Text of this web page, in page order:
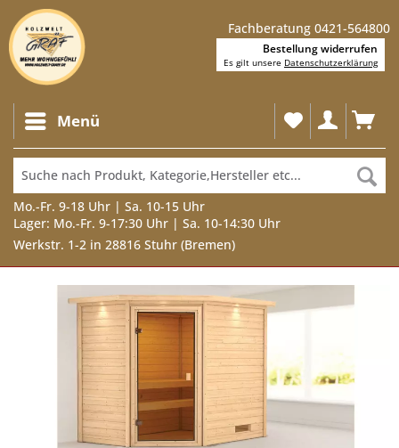
Fachberatung 0421-564800
Menü
Mo.-Fr. 9-18 Uhr | Sa. 10-15 Uhr
Lager: Mo.-Fr. 9-17:30 Uhr | Sa. 10-14:30 Uhr
Werkstr. 1-2 in 28816 Stuhr (Bremen)
Bestellung widerrufen
Es gilt unsere Datenschutzerklärung